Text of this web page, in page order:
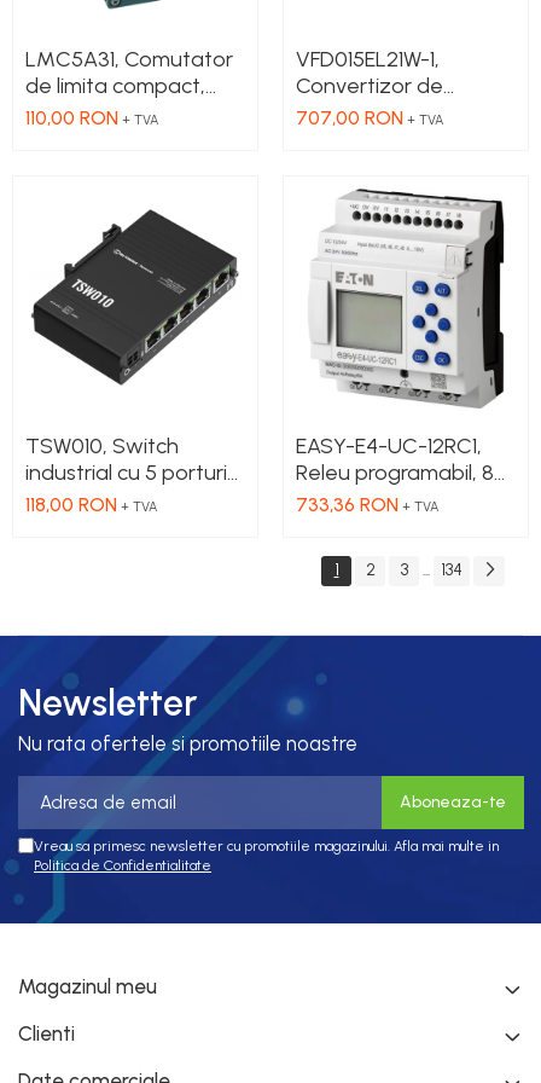
LMC5A31, Comutator
de limita compact,
parghie cu role
110,00 RON + TVA
VFD015EL21W-1,
Convertizor de
frecventa, putere 1.5
VAC, consola
integrata, RS-485
707,00 RON + TVA
TSW010, Switch
industrial cu 5 porturi
Ethernet100 Mbps,
118,00 RON + TVA
EASY-E4-UC-12RC1,
Releu programabil, 8A,
IN: 8; Int.analogica: 4
733,36 RON + TVA
1 2 3 ... 134
Newsletter
Nu rata ofertele si promotiile noastre
Vreau sa primesc newsletter cu promotiile magazinului. Afla mai multe in
Politica de Confidentialitate
Magazinul meu
Clienti